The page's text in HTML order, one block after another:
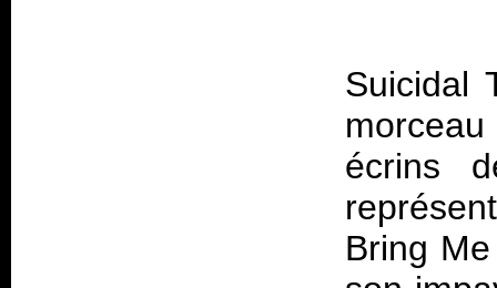
Suicidal
écrins
Bring